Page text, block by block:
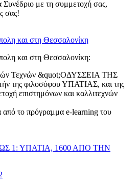
με τη συμμετοχή σας,
σας!
και στη Θεσσαλονίκη
και στη Θεσσαλονίκη:
Τεχνών &quot;ΟΔΥΣΣΕΙΑ ΤΗΣ
της φιλοσόφου ΥΠΑΤΙΑΣ, και της
επιστημόνων και καλλιτεχνών
από το πρόγραμμα e-learning του
1: ΥΠΑΤΙΑ, 1600 ΑΠΟ ΤΗΝ